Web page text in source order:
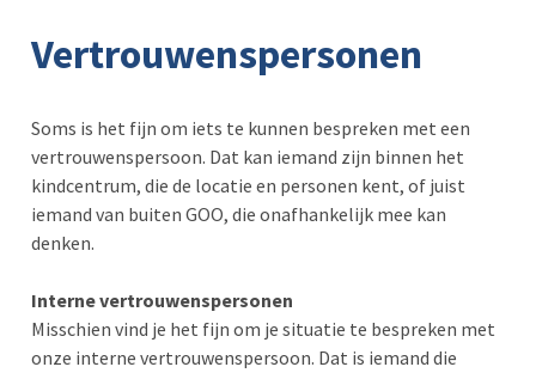
Vertrouwenspersonen
Soms is het fijn om iets te kunnen bespreken met een
vertrouwenspersoon. Dat kan iemand zijn binnen het
kindcentrum, die de locatie en personen kent, of juist
iemand van buiten GOO, die onafhankelijk mee kan
denken.
Interne vertrouwenspersonen
Misschien vind je het fijn om je situatie te bespreken met
onze interne vertrouwenspersoon. Dat is iemand die